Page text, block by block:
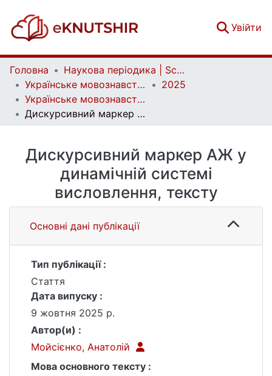
Увійти
Головна
Наукова періодика | Scientific periodicals
Українське мовознавство | Ukrainian linguistics
2025
Українське мовознавство. Випуск 1 (55)
Дискурсивний маркер АЖ у динамічній системі висловлення, тексту
Дискурсивний маркер АЖ у
динамічній системі
висловлення, тексту
Основні дані публікації
Тип публікації :
Стаття
Дата випуску :
9 жовтня 2025 р.
Автор(и) :
Мойсієнко, Анатолій
Мова основного тексту :